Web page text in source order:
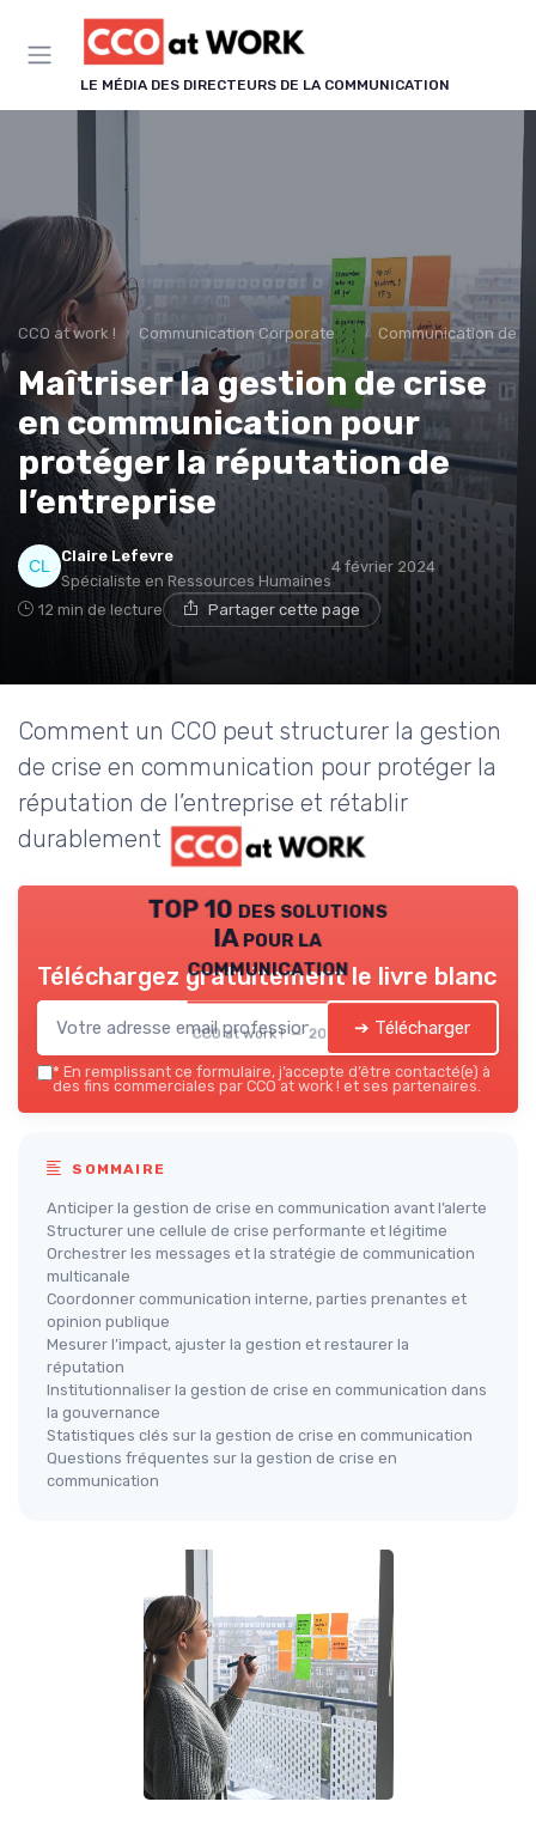
LE MÉDIA DES DIRECTEURS DE LA COMMUNICATION
CCO at work ! Communication Corporate & Institutionnelle Communication de
Maîtriser la gestion de crise
en communication pour
protéger la réputation de
l’entreprise
Claire Lefevre
Spécialiste en Ressources Humaines
4 février 2024
12 min de lecture Partager cette page
Comment un CCO peut structurer la gestion
de crise en communication pour protéger la
réputation de l’entreprise et rétablir
durablement la confiance.
TOP 10 des solutions
IA pour la
communication
CCO at work ! — 2026
Téléchargez gratuitement le livre blanc
➔ Télécharger
* En remplissant ce formulaire, j’accepte d’être contacté(e) à
des fins commerciales par CCO at work ! et ses partenaires.
SOMMAIRE
Anticiper la gestion de crise en communication avant l’alerte
Structurer une cellule de crise performante et légitime
Orchestrer les messages et la stratégie de communication
multicanale
Coordonner communication interne, parties prenantes et
opinion publique
Mesurer l’impact, ajuster la gestion et restaurer la
réputation
Institutionnaliser la gestion de crise en communication dans
la gouvernance
Statistiques clés sur la gestion de crise en communication
Questions fréquentes sur la gestion de crise en
communication
Panneau de gestion des cookies